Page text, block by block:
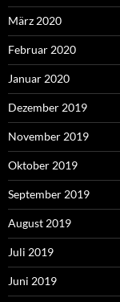
März 2020
Februar 2020
Januar 2020
Dezember 2019
November 2019
Oktober 2019
September 2019
August 2019
Juli 2019
Juni 2019